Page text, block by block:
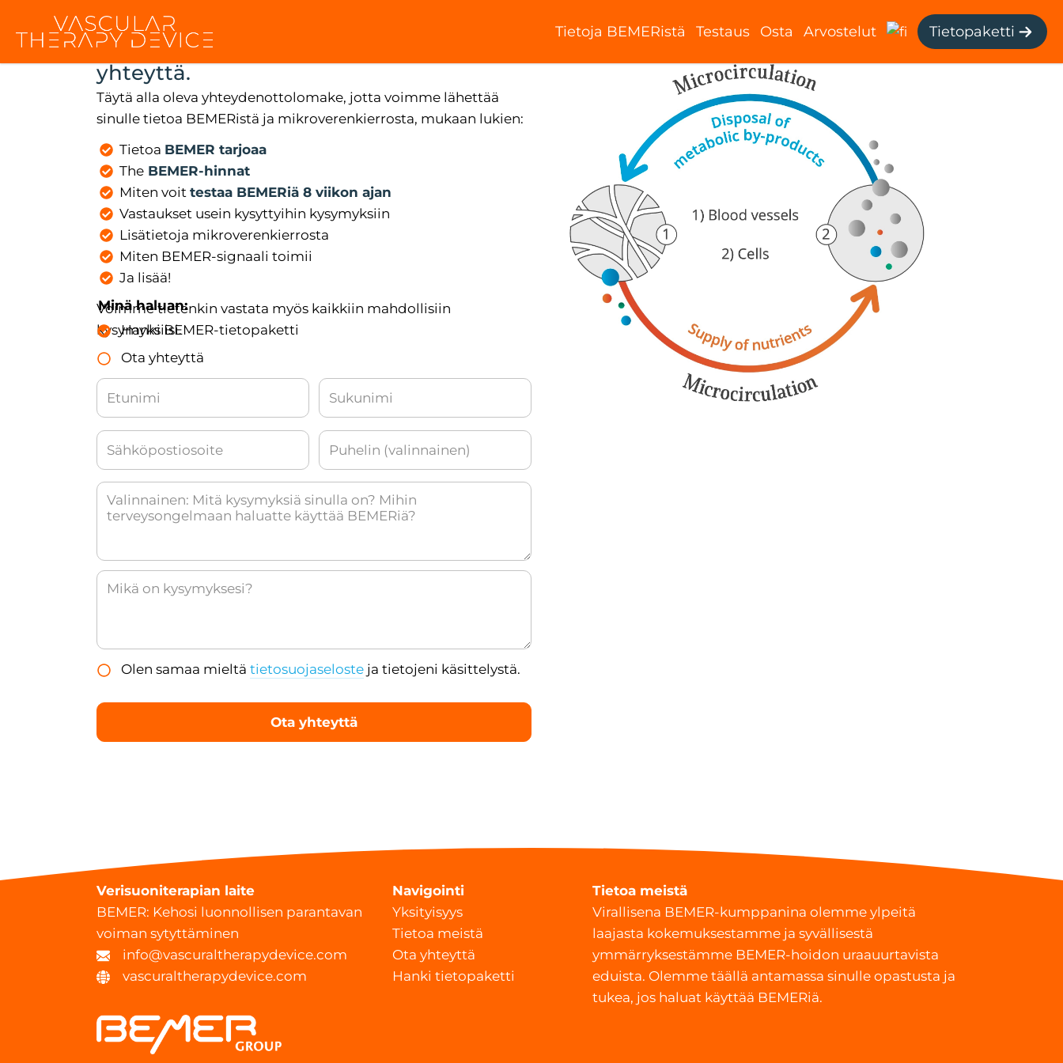
Tietoja BEMERistä Testaus Osta Arvostelut Tietopaketti
Hanki BEMER-tietopaketti tai ota meihin
yhteyttä.
Täytä alla oleva yhteydenottolomake, jotta voimme lähettää
sinulle tietoa BEMERistä ja mikroverenkierrosta, mukaan lukien:
Tietoa BEMER tarjoaa
The BEMER-hinnat
Miten voit testaa BEMERiä 8 viikon ajan
Vastaukset usein kysyttyihin kysymyksiin
Lisätietoja mikroverenkierrosta
Miten BEMER-signaali toimii
Ja lisää!
Voimme tietenkin vastata myös kaikkiin mahdollisiin
kysymyksiisi.
Minä haluan:
Hanki BEMER-tietopaketti
Ota yhteyttä
Olen samaa mieltätietosuojaseloste ja tietojeni käsittelystä.
Verisuoniterapian laite
BEMER: Kehosi luonnollisen parantavan
voiman sytyttäminen
info@vascuraltherapydevice.com
vascuraltherapydevice.com
Navigointi
Yksityisyys
Tietoa meistä
Ota yhteyttä
Hanki tietopaketti
Tietoa meistä
Virallisena BEMER-kumppanina olemme ylpeitä
laajasta kokemuksestamme ja syvällisestä
ymmärryksestämme BEMER-hoidon uraauurtavista
eduista. Olemme täällä antamassa sinulle opastusta ja
tukea, jos haluat käyttää BEMERiä.